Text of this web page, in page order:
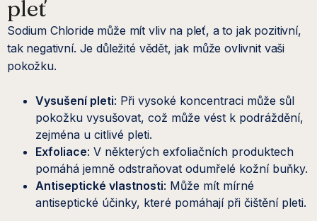
pleť
Sodium Chloride může mít vliv na pleť, a to jak pozitivní,
tak negativní. Je důležité vědět, jak může ovlivnit vaši
pokožku.
Vysušení pleti: Při vysoké koncentraci může sůl
pokožku vysušovat, což může vést k podráždění,
zejména u citlivé pleti.
Exfoliace: V některých exfoliačních produktech
pomáhá jemně odstraňovat odumřelé kožní buňky.
Antiseptické vlastnosti: Může mít mírné
antiseptické účinky, které pomáhají při čištění pleti.